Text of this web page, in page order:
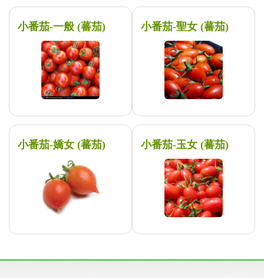
小番茄-一般 (蕃茄) 小番茄-聖女 (蕃茄)
小番茄-嬌女 (蕃茄) 小番茄-玉女 (蕃茄)